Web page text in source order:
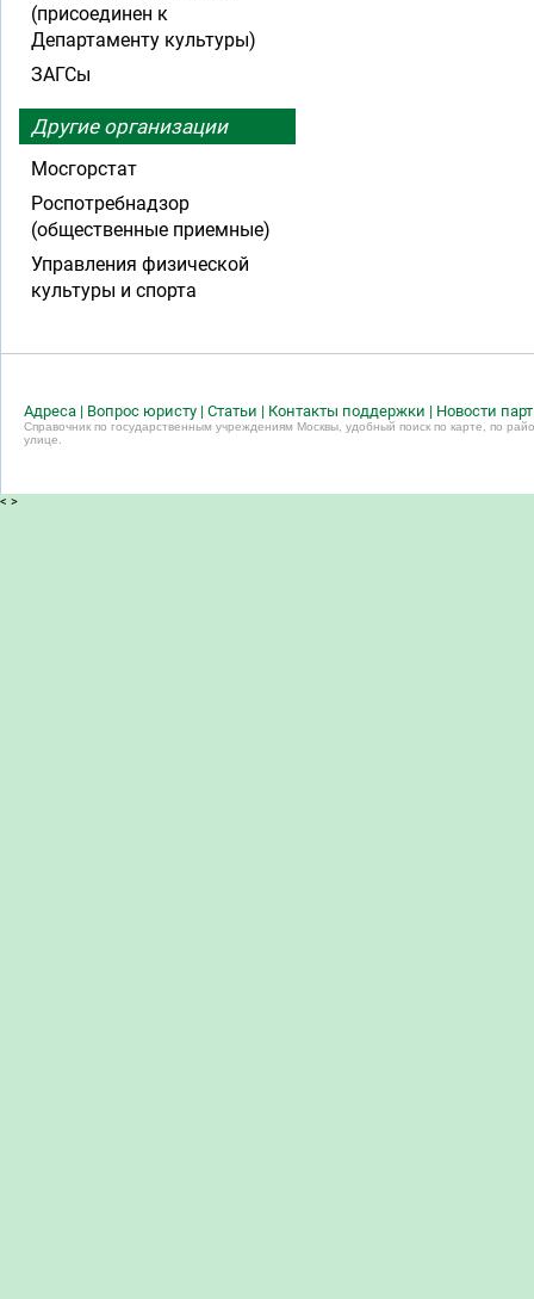
(присоединен к
Департаменту культуры)
ЗАГСы
Другие организации
Мосгорстат
Роспотребнадзор
(общественные приемные)
Управления физической
культуры и спорта
Адреса | Вопрос юристу | Статьи | Контакты поддержки | Новости
Справочник по государственным учреждениям Москвы, удобный поиск по карте, по
улице.
< >